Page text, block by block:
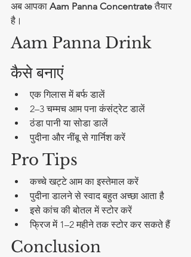
अब आपका Aam Panna Concentrate तैयार
है।
Aam Panna Drink
कैसे बनाएं
एक गिलास में बर्फ डालें
2–3 चम्मच आम पना कंसंट्रेट डालें
ठंडा पानी या सोडा डालें
पुदीना और नींबू से गार्निश करें
Pro Tips
कच्चे खट्टे आम का इस्तेमाल करें
पुदीना डालने से स्वाद बहुत अच्छा आता है
इसे कांच की बोतल में स्टोर करें
फ्रिज में 1–2 महीने तक स्टोर कर सकते हैं
Conclusion